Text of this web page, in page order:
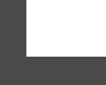
Toutes les